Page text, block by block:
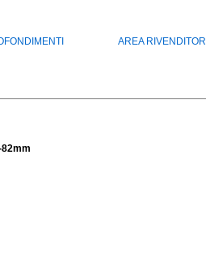
AREA RIVENDITORI